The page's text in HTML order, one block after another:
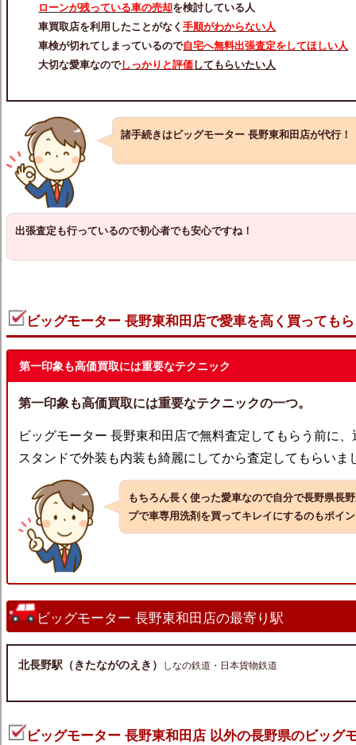
ローンが残っている車の売却 を検討している人
車買取店を利用したことがなく手順がわからない人
車検が切れてしまっているので自宅へ無料出張査定をしてほしい人
大切な愛車なのでしっかりと評価してもらいたい人
諸手続きはビッグモーター 長野東和田店が代行！
出張査定も行っているので初心者でも安心ですね！
ビッグモーター 長野東和田店で愛車を高く買っても
第一印象も高価買取には重要なテクニック
第一印象も高価買取には重要なテクニックの一つ。
ビッグモーター 長野東和田店で無料査定してもらう前に
スタンドで外装も内装も綺麗にしてから査定してもらいま
もちろん長く使った愛車なので自分で長野県長
プで車専用洗剤を買ってキレイにするのもポイ
ビッグモーター 長野東和田店の最寄り駅
北長野駅（きたながのえき） しなの鉄道・日本貨物鉄道
ビッグモーター 長野東和田店 以外の長野県のビッグ